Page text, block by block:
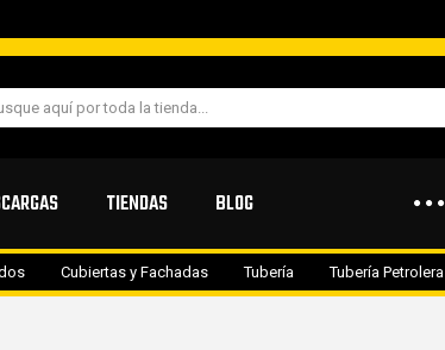
TIENDAS BLOG
Cubiertas y Fachadas Tubería Tubería Petrolera